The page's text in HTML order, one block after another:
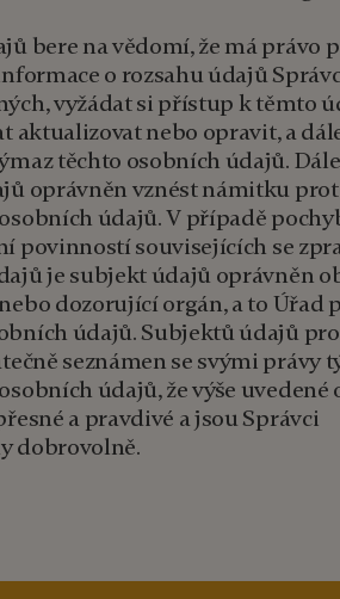
bere na vědomí, že má právo
o rozsahu údajů
vyžádat si přístup k těmto
aktualizovat nebo opravit, a
těchto osobních údajů.
oprávněn vznést námitku
údajů. V případě
povinností souvisejících se
je subjekt údajů oprávněn
dozorující orgán, a to Úřad
údajů. Subjektů údajů
seznámen se svými právy
údajů, že výše uvedené
a pravdivé a jsou Správci
dobrovolně.